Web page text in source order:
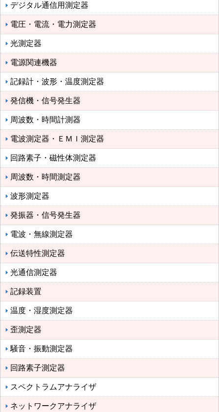
デジタル通信用測定器
電圧・電流・電力測定器
光測定器
電源関連機器
記録計・波形・温度測定器
発信機・信号発生器
周波数・時間計測器
電波測定器・ＥＭＩ測定器
回路素子・磁性体測定器
周波数・時間測定器
波形測定器
発振器・信号発生器
電波・無線測定器
伝送特性測定器
光通信測定器
記録装置
温度・湿度測定器
歪測定器
騒音・振動測定器
回路素子測定器
スペクトラムアナライザ
ネットワークアナライザ